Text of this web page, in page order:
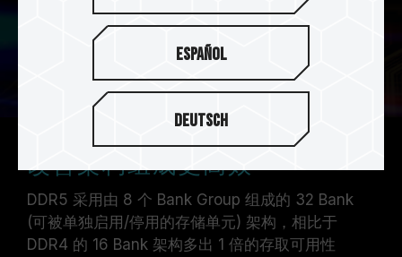
改善架构组成更高效
DDR5 采用由 8 个 Bank Group 组成的 32 Bank
(可被单独启用/停用的存储单元) 架构，相比于
DDR4 的 16 Bank 架构多出 1 倍的存取可用性
Español
Deutsch